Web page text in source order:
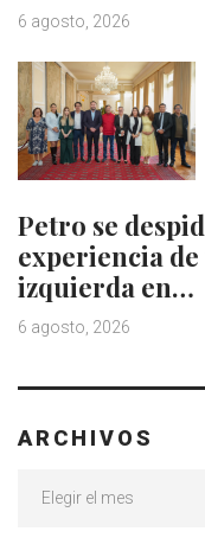
6 agosto, 2026
Petro se
experiencia
izquierda en…
6 agosto, 2026
ARCHIVOS